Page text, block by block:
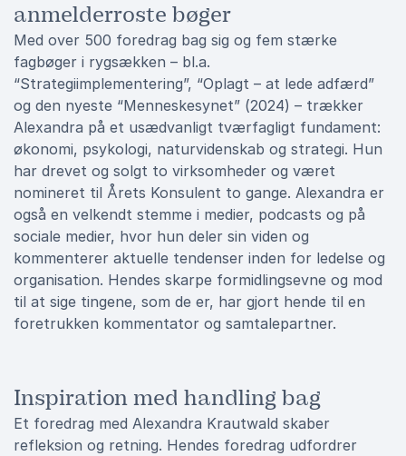
anmelderroste bøger
Med over 500 foredrag bag sig og fem stærke
fagbøger i rygsækken – bl.a.
“Strategiimplementering”, “Oplagt – at lede adfærd”
og den nyeste “Menneskesynet” (2024) – trækker
Alexandra på et usædvanligt tværfagligt fundament:
økonomi, psykologi, naturvidenskab og strategi. Hun
har drevet og solgt to virksomheder og været
nomineret til Årets Konsulent to gange. Alexandra er
også en velkendt stemme i medier, podcasts og på
sociale medier, hvor hun deler sin viden og
kommenterer aktuelle tendenser inden for ledelse og
organisation. Hendes skarpe formidlingsevne og mod
til at sige tingene, som de er, har gjort hende til en
foretrukken kommentator og samtalepartner.
Inspiration med handling bag
Et foredrag med Alexandra Krautwald skaber
refleksion og retning. Hendes foredrag udfordrer